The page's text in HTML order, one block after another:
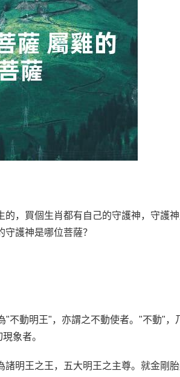
，買個生肖都有自己的守護神，守護
護神是哪位菩薩？
"不動明王"，亦謂之不動使者。"不動"，
象者。
明王之王，五大明王之主尊。就金剛